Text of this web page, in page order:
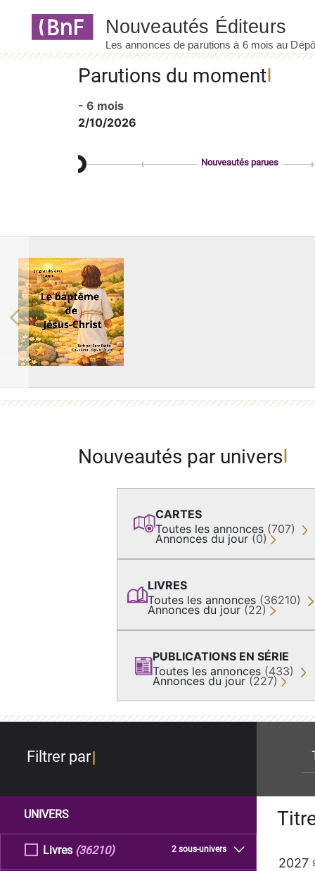
Parutions du moment
- 6 mois
2/10/2026
Nouveautés parues
Previous
Nouveautés par univers
CARTES
Toutes les annonces (707)
Annonces du jour (0)
LIVRES
Toutes les annonces (36210)
Annonces du jour (22)
PUBLICATIONS EN SÉRIE
Toutes les annonces (433)
Annonces du jour (227)
Filtrer par
UNIVERS
Livres 2 sous-univers
(36210)
2027